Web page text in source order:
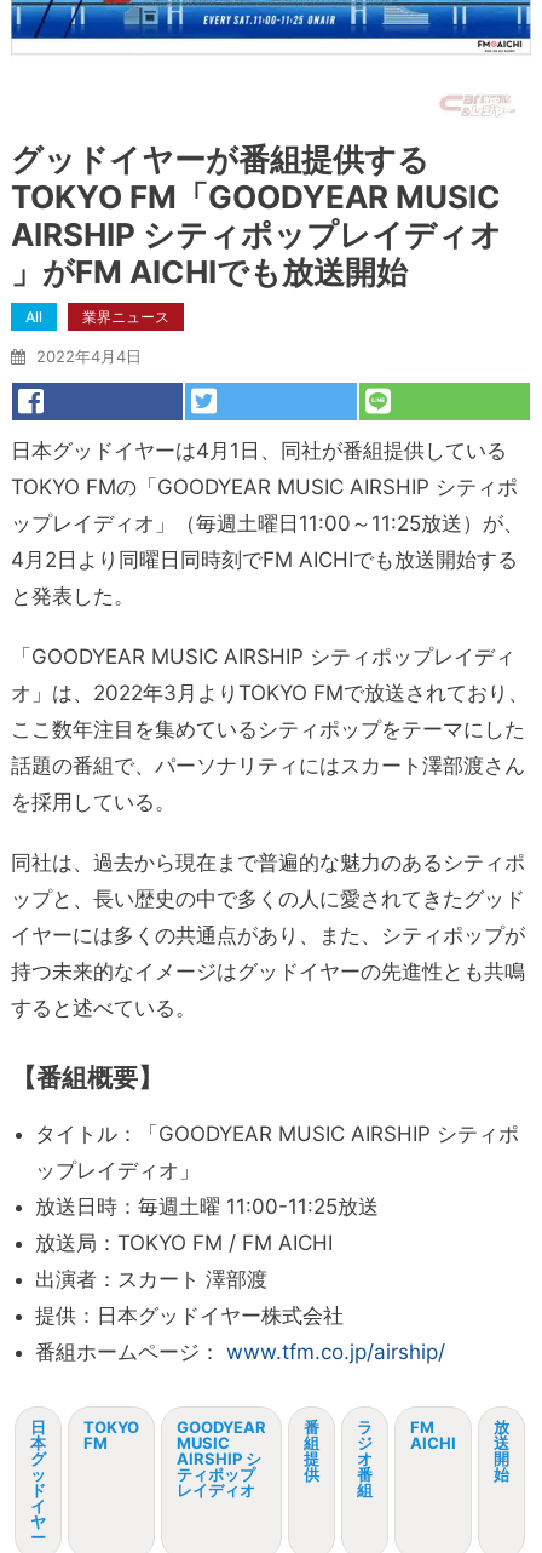
グッドイヤーが番組提供する
TOKYO FM「GOODYEAR MUSIC
AIRSHIP シティポップレイディオ
」がFM AICHIでも放送開始
All 業界ニュース
2022年4月4日
日本グッドイヤーは4月1日、同社が番組提供している
TOKYO FMの「GOODYEAR MUSIC AIRSHIP シティポ
ップレイディオ」（毎週土曜日11:00～11:25放送）が、
4月2日より同曜日同時刻でFM AICHIでも放送開始する
と発表した。
「GOODYEAR MUSIC AIRSHIP シティポップレイディ
オ」は、2022年3月よりTOKYO FMで放送されており、
ここ数年注目を集めているシティポップをテーマにした
話題の番組で、パーソナリティにはスカート澤部渡さん
を採用している。
同社は、過去から現在まで普遍的な魅力のあるシティポ
ップと、長い歴史の中で多くの人に愛されてきたグッド
イヤーには多くの共通点があり、また、シティポップが
持つ未来的なイメージはグッドイヤーの先進性とも共鳴
すると述べている。
【番組概要】
タイトル：「GOODYEAR MUSIC AIRSHIP シティポ
ップレイディオ」
放送日時：毎週土曜 11:00-11:25放送
放送局：TOKYO FM / FM AICHI
出演者：スカート 澤部渡
提供：日本グッドイヤー株式会社
番組ホームページ： www.tfm.co.jp/airship/
日
本
グ
ッ
ド
イ
ヤ
ー
TOKYO
FM
GOODYEAR
MUSIC
AIRSHIP シ
ティポップ
レイディオ
番
組
提
供
ラ
ジ
オ
番
組
FM
AICHI
放
送
開
始